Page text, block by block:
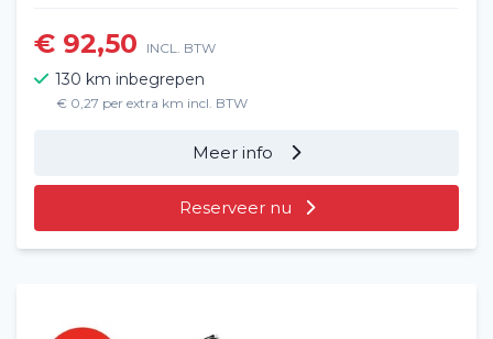
€ 92,50 INCL. BTW
130 km inbegrepen
€ 0,27 per extra km incl. BTW
Meer info
Reserveer nu